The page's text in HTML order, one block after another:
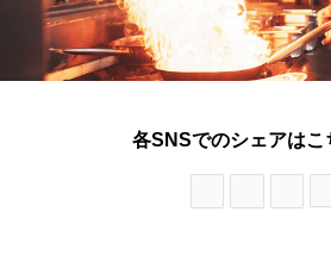
各SNSでのシェアはこ